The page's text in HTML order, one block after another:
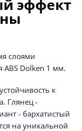
эффект
слоями
ABS Dolken 1 мм.
к
Глянец -
- бархатистый
на уникальной